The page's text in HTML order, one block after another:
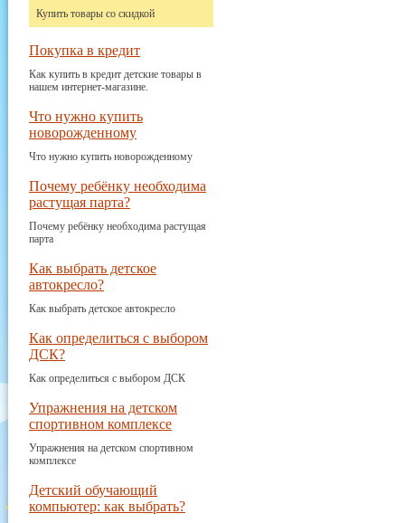
Купить товары со скидкой
Покупка в кредит
Как купить в кредит детские товары в
нашем интернет-магазине.
Что нужно купить
новорожденному
Что нужно купить новорожденному
Почему ребёнку необходима
растущая парта?
Почему ребёнку необходима растущая
парта
Как выбрать детское
автокресло?
Как выбрать детское автокресло
Как определиться с выбором
ДСК?
Как определиться с выбором ДСК
Упражнения на детском
спортивном комплексе
Упражнения на детском спортивном
комплексе
Детский обучающий
компьютер: как выбрать?